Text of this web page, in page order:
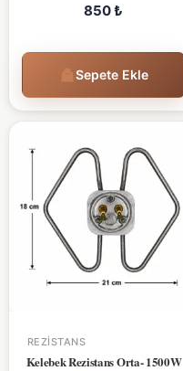
850₺
Sepete Ekle
REZISTANS
Kelebek Rezistans Orta- 1500W